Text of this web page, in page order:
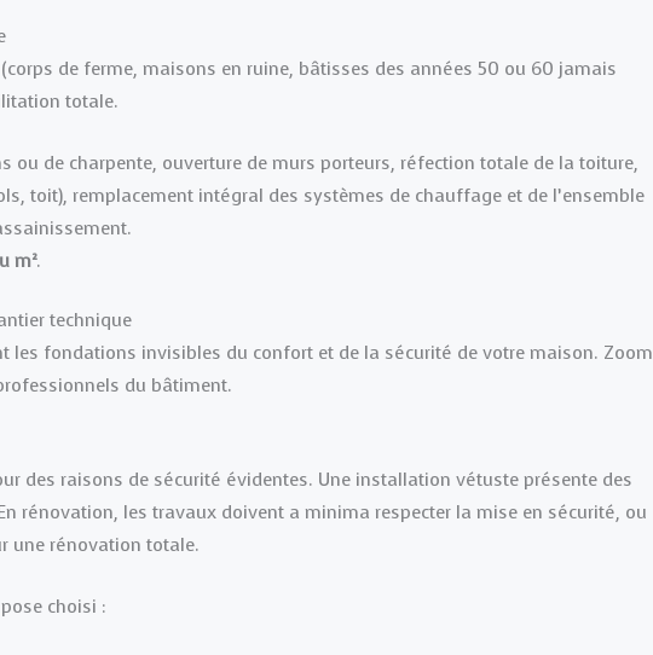
de ferme, maisons en ruine, bâtisses des années 50 ou 60 jamais
totale.
ou de charpente, ouverture de murs porteurs, réfection totale de la toiture,
toit), remplacement intégral des systèmes de chauffage et de l’ensemble
m².
technique
les fondations invisibles du confort et de la sécurité de votre maison. Zoom
du bâtiment.
des raisons de sécurité évidentes. Une installation vétuste présente des
rénovation, les travaux doivent a minima respecter la mise en sécurité, ou
une rénovation totale.
choisi :